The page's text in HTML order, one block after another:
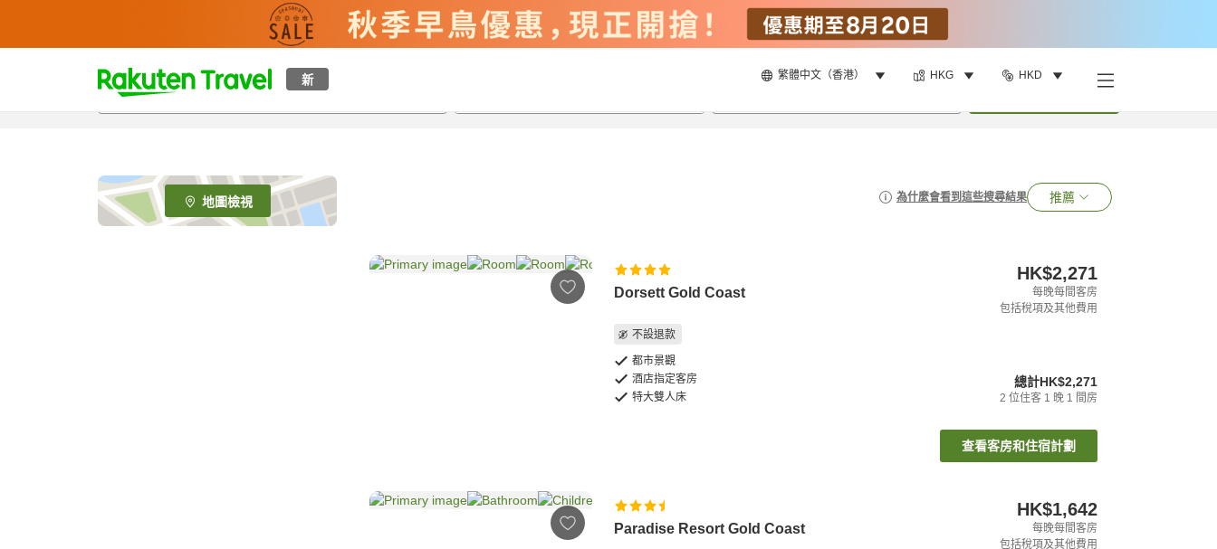
新 繁體中文（香港） HKG HKD
t
p
e
_
s
地圖檢視 為什麼會看到這些搜尋結果 推薦
Dorsett Gold Coast
不設退款
都市景觀
酒店指定客房
特大雙人床
HK$2,271
每晚每間客房
包括稅項及其他費用
總計HK$2,271
2 位住客 1 晚 1 間房
查看客房和住宿計劃
Paradise Resort Gold Coast
HK$1,642
每晚每間客房
包括稅項及其他費用